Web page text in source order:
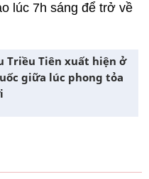
lúc 7h sáng để trở về
Triều Tiên xuất hiện ở
giữa lúc phong tỏa